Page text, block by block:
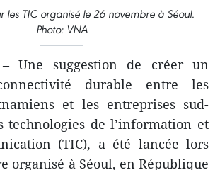
les TIC organisé le 26 novembre à Séoul.
Photo: VNA
– Une suggestion de créer un
durable entre les
et les entreprises sud-
technologies de l’information et
(TIC), a été lancée lors
organisé à Séoul, en République